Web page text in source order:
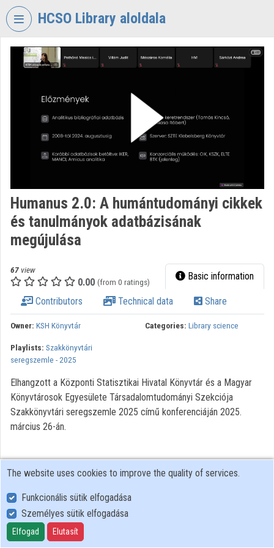
Skip header
HCSO Library aloldala
VIDEOTORIUM
CENTRAL
STATISTICAL
LIBRARY
Organization discovery
Categories
Organization playlists
Organizations
Contributors
Humanus 2.0: A humántudományi cikkek
és tanulmányok adatbázisának
megújulása
67 view
0.00 (from 0 ratings) Basic information
Contributors Technical data Share
Owner: KSH Könyvtár Categories: Library science
Playlists: Szakkönyvtári
seregszemle - 2025
Elhangzott a Központi Statisztikai Hivatal Könyvtár és a Magyar
Könyvtárosok Egyesülete Társadalomtudományi Szekciója
Szakkönyvtári seregszemle 2025 című konferenciáján 2025.
március 26-án.
User Policy
Adatkezelési tájékoztató (en)
Cookie Policy
The website uses cookies to improve the quality of services.
Funkcionális sütik elfogadása
Személyes sütik elfogadása
Elfogad Elutasít